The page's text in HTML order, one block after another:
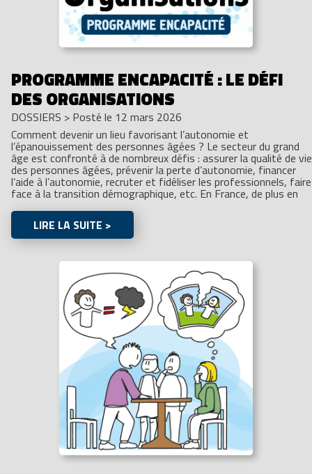
PROGRAMME ENCAPACITÉ : LE DÉFI
DES ORGANISATIONS
DOSSIERS > Posté le 12 mars 2026
Comment devenir un lieu favorisant l’autonomie et
l’épanouissement des personnes âgées ? Le secteur du grand
âge est confronté à de nombreux défis : assurer la qualité de vie
des personnes âgées, prévenir la perte d’autonomie, financer
l’aide à l’autonomie, recruter et fidéliser les professionnels, faire
face à la transition démographique, etc. En France, de plus en
LIRE LA SUITE >